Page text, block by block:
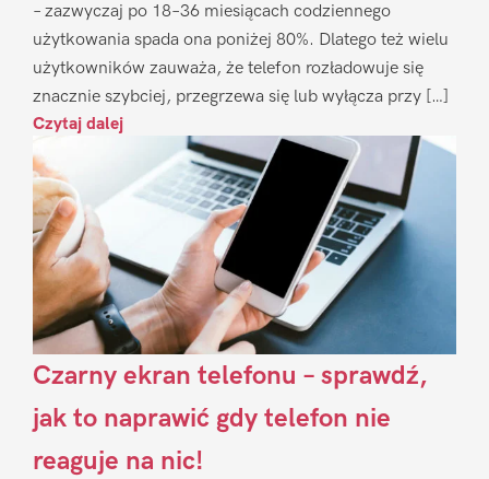
– zazwyczaj po 18–36 miesiącach codziennego
użytkowania spada ona poniżej 80%. Dlatego też wielu
użytkowników zauważa, że telefon rozładowuje się
znacznie szybciej, przegrzewa się lub wyłącza przy […]
Czytaj dalej
Czarny ekran telefonu – sprawdź,
jak to naprawić gdy telefon nie
reaguje na nic!